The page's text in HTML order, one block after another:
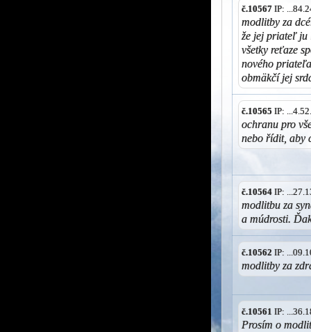
č.10567 IP:
modlitby za
že jej priateľ ju
všetky reťaze
nového
obmäkčí jej
č.10565 IP:
ochranu pro
nebo řídit, aby
č.10564 IP:
modlitbu za
a múdrosti.
č.10562 IP:
modlitby za
č.10561 IP:
Prosím o